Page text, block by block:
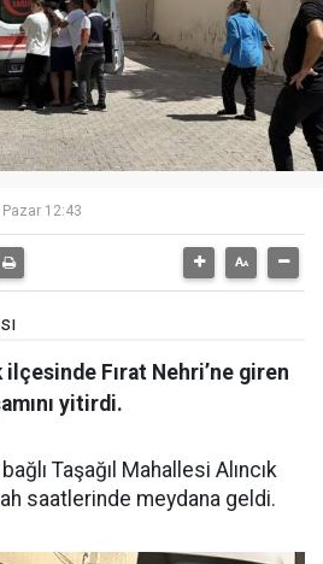
12:43
ilçesinde Fırat Nehri’ne giren
yitirdi.
Taşağıl Mahallesi Alıncık
saatlerinde meydana geldi.